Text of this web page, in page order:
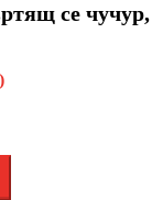
се чучур,